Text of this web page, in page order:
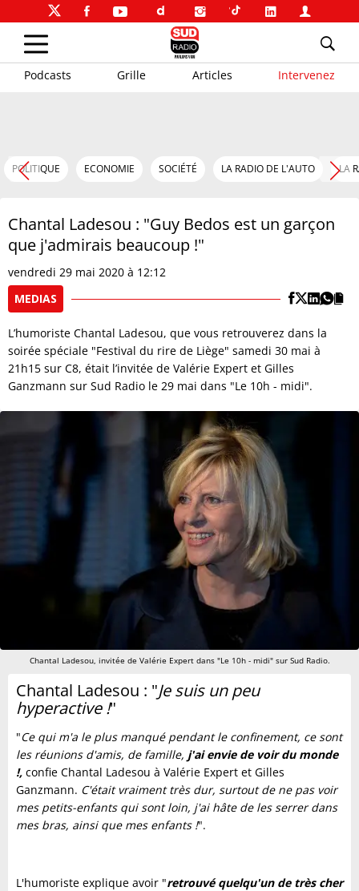
Podcasts Grille Articles Intervenez
POLITIQUE ECONOMIE SOCIÉTÉ LA RADIO DE L'AUTO LA
Chantal Ladesou : "Guy Bedos est un garçon
que j'admirais beaucoup !"
vendredi 29 mai 2020 à 12:12
MEDIAS
L’humoriste Chantal Ladesou, que vous retrouverez dans la
soirée spéciale "Festival du rire de Liège" samedi 30 mai à
21h15 sur C8, était l’invitée de Valérie Expert et Gilles
Ganzmann sur Sud Radio le 29 mai dans "Le 10h - midi".
Chantal Ladesou, invitée de Valérie Expert dans "Le 10h - midi" sur Sud Radio.
Chantal Ladesou : "Je suis un peu
hyperactive !"
"Ce qui m'a le plus manqué pendant le confinement, ce sont
les réunions d'amis, de famille, j'ai envie de voir du monde
!, confie Chantal Ladesou à Valérie Expert et Gilles
Ganzmann. C'était vraiment très dur, surtout de ne pas voir
mes petits-enfants qui sont loin, j'ai hâte de les serrer dans
mes bras, ainsi que mes enfants !".
L'humoriste explique avoir "retrouvé quelqu'un de très cher